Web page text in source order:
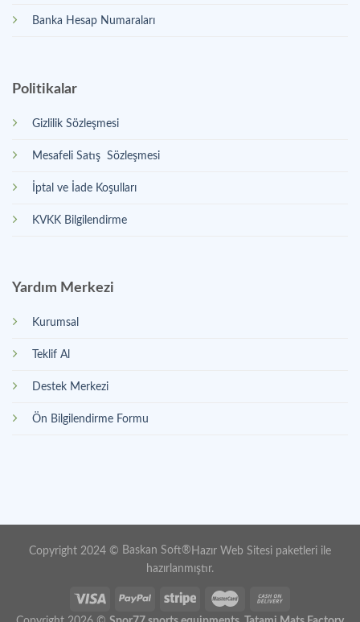
Banka Hesap Numaraları
Politikalar
Gizlilik Sözleşmesi
Mesafeli Satış Sözleşmesi
İptal ve İade Koşulları
KVKK Bilgilendirme
Yardım Merkezi
Kurumsal
Teklif Al
Destek Merkezi
Ön Bilgilendirme Formu
Copyright 2024 © Baskan Soft® Hazır Web Sitesi paketleri ile
hazırlanmıştır.